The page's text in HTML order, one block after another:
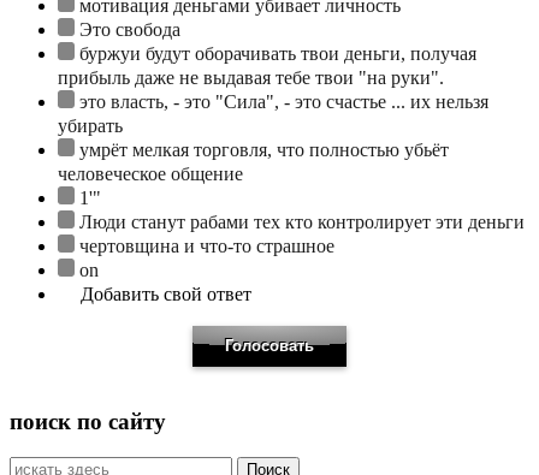
мотивация деньгами убивает личность
Это свобода
буржуи будут оборачивать твои деньги, получая
прибыль даже не выдавая тебе твои "на руки".
это власть, - это "Сила", - это счастье ... их нельзя
убирать
умрёт мелкая торговля, что полностью убьёт
человеческое общение
1'"
Люди станут рабами тех кто контролирует эти деньги
чертовщина и что-то страшное
on
Добавить свой ответ
поиск по сайту
Искать: